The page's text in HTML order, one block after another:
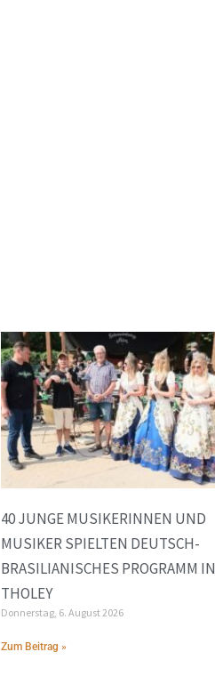
40 JUNGE MUSIKERINNEN UND
MUSIKER SPIELTEN DEUTSCH-
BRASILIANISCHES PROGRAMM IN
THOLEY
Donnerstag, 6. August 2026
Zum Beitrag »